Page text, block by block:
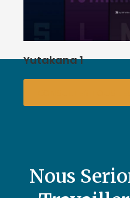
Yutakana 1
Nous